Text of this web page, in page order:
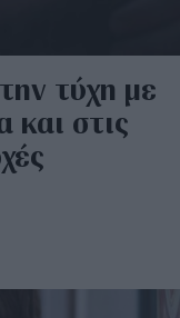
τύχη με
και στις